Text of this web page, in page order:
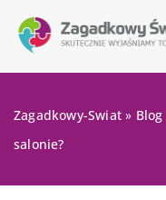
Zagadkowy-Swiat » Blog
salonie?